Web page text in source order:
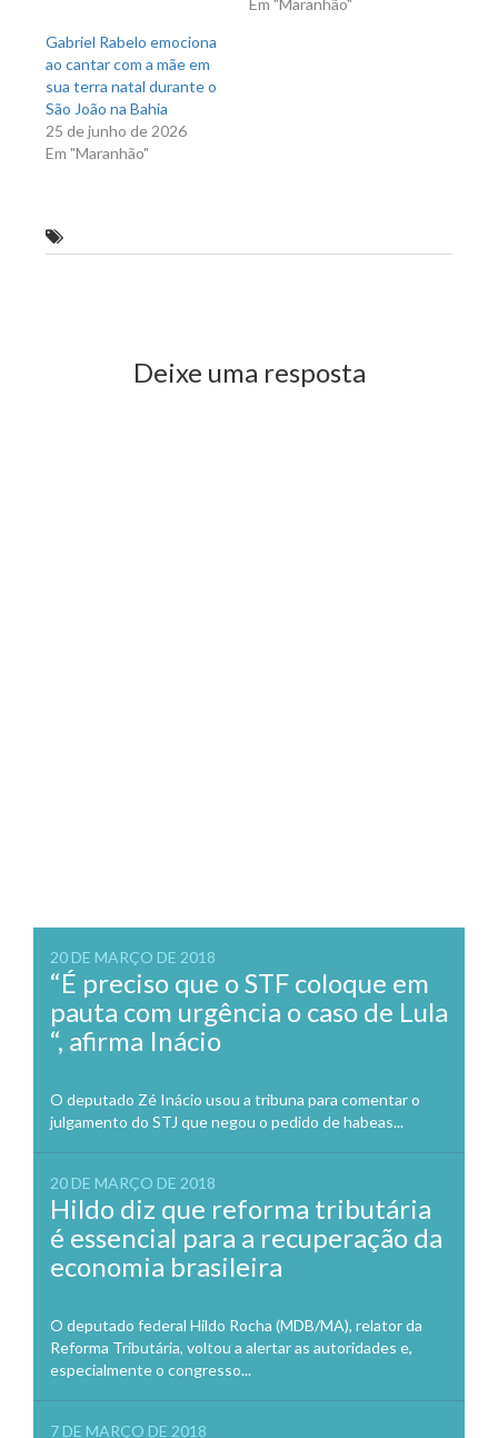
Gabriel Rabelo emociona
ao cantar com a mãe em
sua terra natal durante o
São João na Bahia
25 de junho de 2026
Em "Maranhão"
Deixe uma resposta
20 DE MARÇO DE 2018
“É preciso que o STF coloque em
pauta com urgência o caso de Lula
“, afirma Inácio
O deputado Zé Inácio usou a tribuna para comentar o
julgamento do STJ que negou o pedido de habeas...
20 DE MARÇO DE 2018
Hildo diz que reforma tributária
é essencial para a recuperação da
economia brasileira
O deputado federal Hildo Rocha (MDB/MA), relator da
Reforma Tributária, voltou a alertar as autoridades e,
especialmente o congresso...
7 DE MARÇO DE 2018